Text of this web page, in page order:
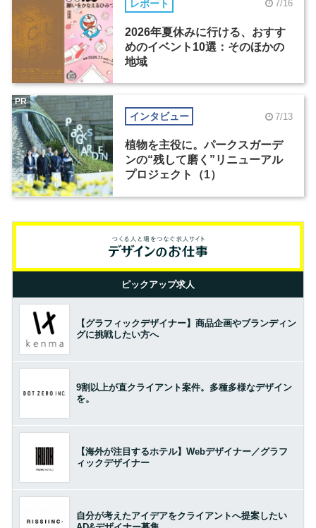
レポート 7/16
2026年夏休みに行ける、おすす
めのイベント10選：そのほかの
地域
インタビュー 7/13
植物を主役に。パークスガーデ
ンの“残して磨く”リニューアル
プロジェクト（1）
PR
ピックアップ求人
【グラフィックデザイナー】商品企画やブランディン
グに挑戦したい方へ
9割以上が直クライアント案件。多種多様なデザイン
を。
【海外が注目するホテル】Webデザイナー／グラフ
ィックデザイナー
自分が考えたアイデアをクライアントへ提案したい